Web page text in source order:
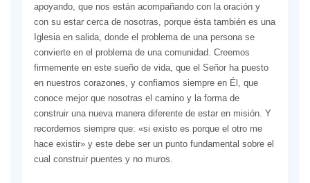
apoyando, que nos están acompañando con la oración y
con su estar cerca de nosotras, porque ésta también es una
Iglesia en salida, donde el problema de una persona se
convierte en el problema de una comunidad. Creemos
firmemente en este sueño de vida, que el Señor ha puesto
en nuestros corazones, y confiamos siempre en Él, que
conoce mejor que nosotras el camino y la forma de
construir una nueva manera diferente de estar en misión. Y
recordemos siempre que: «si existo es porque el otro me
hace existir» y este debe ser un punto fundamental sobre el
cual construir puentes y no muros.